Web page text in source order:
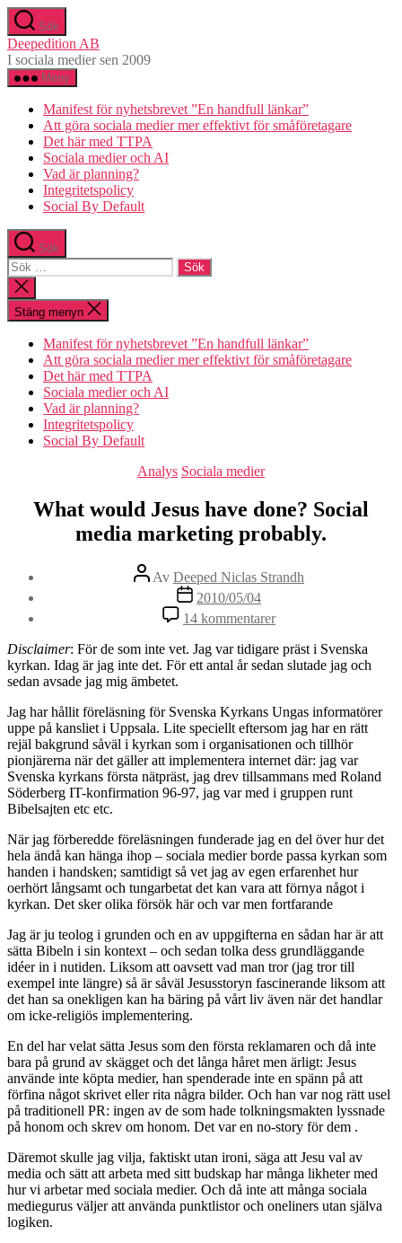
Hoppa
till
innehåll
Sök
Deepedition AB
I sociala medier sen 2009
Meny
Manifest för nyhetsbrevet ”En handfull länkar”
Att göra sociala medier mer effektivt för småföretagare
Det här med TTPA
Sociala medier och AI
Vad är planning?
Integritetspolicy
Social By Default
Sök
Sök
efter:
Stäng
sökningen
Stäng menyn
Manifest för nyhetsbrevet ”En handfull länkar”
Att göra sociala medier mer effektivt för småföretagare
Det här med TTPA
Sociala medier och AI
Vad är planning?
Integritetspolicy
Social By Default
Kategorier
Analys Sociala medier
What would Jesus have done? Social
media marketing probably.
Inläggsförfattare
Av Deeped Niclas Strandh
Inläggsdatum
2010/05/04
14 kommentarertill
What
would
Jesus
Social
media
marketing
probably.
Disclaimer: För de som inte vet. Jag var tidigare präst i Svenska
kyrkan. Idag är jag inte det. För ett antal år sedan slutade jag och
sedan avsade jag mig ämbetet.
Jag har hållit föreläsning för Svenska Kyrkans Ungas informatörer
uppe på kansliet i Uppsala. Lite speciellt eftersom jag har en rätt
rejäl bakgrund såväl i kyrkan som i organisationen och tillhör
pionjärerna när det gäller att implementera internet där: jag var
Svenska kyrkans första nätpräst, jag drev tillsammans med Roland
Söderberg IT-konfirmation 96-97, jag var med i gruppen runt
Bibelsajten etc etc.
När jag förberedde föreläsningen funderade jag en del över hur det
hela ändå kan hänga ihop – sociala medier borde passa kyrkan som
handen i handsken; samtidigt så vet jag av egen erfarenhet hur
oerhört långsamt och tungarbetat det kan vara att förnya något i
kyrkan. Det sker olika försök här och var men fortfarande
Jag är ju teolog i grunden och en av uppgifterna en sådan har är att
sätta Bibeln i sin kontext – och sedan tolka dess grundläggande
idéer in i nutiden. Liksom att oavsett vad man tror (jag tror till
exempel inte längre) så är såväl Jesusstoryn fascinerande liksom att
det han sa onekligen kan ha bäring på vårt liv även när det handlar
om icke-religiös implementering.
En del har velat sätta Jesus som den första reklamaren och då inte
bara på grund av skägget och det långa håret men ärligt: Jesus
använde inte köpta medier, han spenderade inte en spänn på att
förfina något skrivet eller rita några bilder. Och han var nog rätt usel
på traditionell PR: ingen av de som hade tolkningsmakten lyssnade
på honom och skrev om honom. Det var en no-story för dem .
Däremot skulle jag vilja, faktiskt utan ironi, säga att Jesu val av
media och sätt att arbeta med sitt budskap har många likheter med
hur vi arbetar med sociala medier. Och då inte att många sociala
mediegurus väljer att använda punktlistor och oneliners utan själva
logiken.